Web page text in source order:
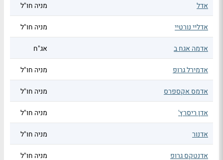
אדל מניה חו"ל
אדליי נורטיי מניה חו"ל
אדמה אגח ב אג"ח
אדמירל גרופ מניה חו"ל
אדמס אקספרס מניה חו"ל
אדן ריסרץ' מניה חו"ל
אדנור מניה חו"ל
אדנטקס גרופ מניה חו"ל